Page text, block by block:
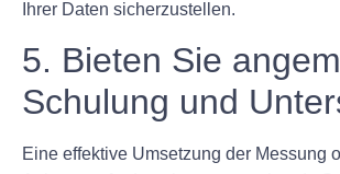
Ihrer Daten sicherzustellen.
5. Bieten Sie
Schulung und
Eine effektive Umsetzung der Messung